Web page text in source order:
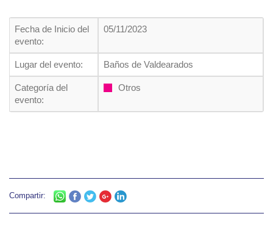
Fecha de Inicio del
evento:
05/11/2023
Lugar del evento: Baños de Valdearados
Categoría del
evento:
Otros
Compartir: